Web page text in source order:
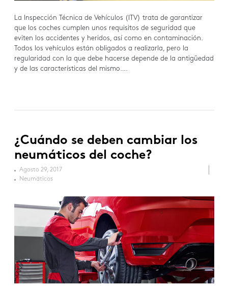
La Inspección Técnica de Vehículos (ITV) trata de garantizar
que los coches cumplen unos requisitos de seguridad que
eviten los accidentes y heridos, así como en contaminación.
Todos los vehículos están obligados a realizarla, pero la
regularidad con la que debe hacerse depende de la antigüedad
y de las características del mismo….
¿Cuándo se deben cambiar los
neumáticos del coche?
Agosto 29, 2017
Neumáticos